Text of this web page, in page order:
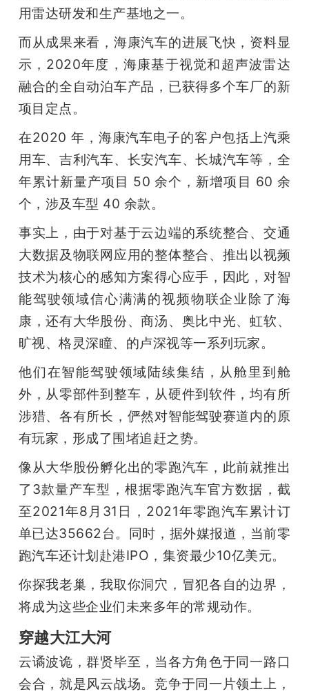
用雷达研发和生产基地之一。
而从成果来看，海康汽车的进展飞快，资料显
示，2020年度，海康基于视觉和超声波雷达
融合的全自动泊车产品，已获得多个车厂的新
项目定点。
在2020 年，海康汽车电子的客户包括上汽乘
用车、吉利汽车、长安汽车、长城汽车等，全
年累计新量产项目 50 余个，新增项目 60 余
个，涉及车型 40 余款。
事实上，由于对基于云边端的系统整合、交通
大数据及物联网应用的整体整合、推出以视频
技术为核心的感知方案得心应手，因此，对智
能驾驶领域信心满满的视频物联企业除了海
康，还有大华股份、商汤、奥比中光、虹软、
旷视、格灵深瞳、的卢深视等一系列玩家。
他们在智能驾驶领域陆续集结，从舱里到舱
外，从零部件到整车，从硬件到软件，均有所
涉猎、各有所长，俨然对智能驾驶赛道内的原
有玩家，形成了围堵追赶之势。
像从大华股份孵化出的零跑汽车，此前就推出
了3款量产车型，根据零跑汽车官方数据，截
至2021年8月31日，2021年零跑汽车累计订
单已达35662台。同时，据外媒报道，当前零
跑汽车还计划赴港IPO，集资最少10亿美元。
你探我老巢，我取你洞穴，冒犯各自的边界，
将成为这些企业们未来多年的常规动作。
穿越大江大河
云谲波诡，群贤毕至，当各方角色于同一路口
会合，就是风云战场。竞争于同一片领土上，